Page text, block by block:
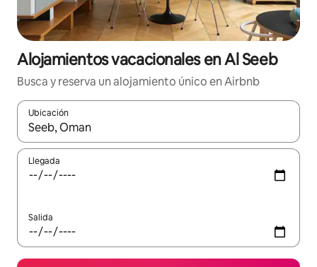
Alojamientos vacacionales en Al Seeb
Busca y reserva un alojamiento único en Airbnb
Ubicación
Cuando los resultados estén disponibles, podrás navegar
Llegada
Salida